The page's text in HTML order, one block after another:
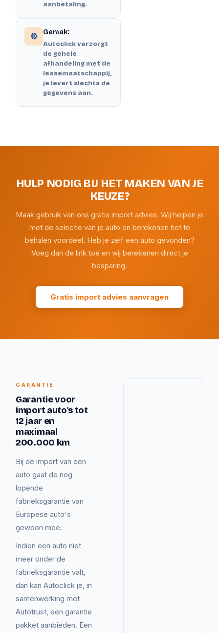
aanbetaling.
⚙️ Gemak:
Autoclick verzorgt
de gehele
afhandeling met de
leasemaatschappij,
je levert slechts de
gegevens aan.
HULP NODIG BIJ HET MAKEN VAN JE
KEUZE?
Maak gebruik van ons gratis import advies. Wij helpen je
met de selectie van je auto en berekenen het te
behalen voordeel. Heb je zelf een auto gevonden?
Voeg dan de link toe en wij berekenen direct je
besparing.
Gratis import advies aanvragen
GARANTIE
Garantie voor
import auto's tot
12 jaar en
maximaal
200.000 km
Bij de import van een
auto gaat de nog
lopende
fabrieksgarantie van
Europese auto's
gewoon mee.
Indien een auto niet
meer onder de
fabrieksgarantie valt,
dan kan Autoclick je, in
samenwerking met
Autotrust, een garantie
pakket aanbieden. Een